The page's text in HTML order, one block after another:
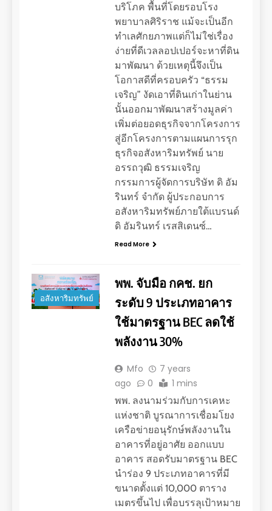
บริโภค พื้นที่โดยรอบโรง
พยาบาลศิริราช แม้จะเป็นอีก
ทำเลศักยภาพแต่ก็ไม่ใช่เรื่อง
ง่ายที่ดีเวลลอปเปอร์จะหาที่ดิน
มาพัฒนา ด้วยเหตุนี้จึงเป็น
โอกาสดีที่ครอบครัว “ธรรม
เจริญ” งัดเอาที่ดินเก่าในย่าน
นั้นออกมาพัฒนาสร้างมูลค่า
เพิ่มต่อยอดธุรกิจจากโครงการ
สู่อีกโครงการตามแผนการรุก
ธุรกิจอสังหาริมทรัพย์ นาย
อรรถวุฒิ ธรรมเจริญ
กรรมการผู้จัดการบริษัท ดิ อัม
รินทร์ จำกัด ผู้ประกอบการ
อสังหาริมทรัพย์ภายใต้แบรนด์
ดิ อัมรินทร์ เรสสิเดนซ์…
Read More
อสังหาริมทรัพย์
พพ. จับมือ กคช. ยก
ระดับ 9 ประเภทอาคาร
ใช้มาตรฐาน BEC ลดใช้
พลังงาน 30%
Mfo
7 years
ago
0 1 mins
พพ. ลงนามร่วมกับการเคหะ
แห่งชาติ บูรณาการเชื่อมโยง
เครือข่ายอนุรักษ์พลังงานใน
อาคารที่อยู่อาศัย ออกแบบ
อาคาร สอดรับมาตรฐาน BEC
นำร่อง 9 ประเภทอาคารที่มี
ขนาดตั้งแต่ 10,000 ตาราง
เมตรขึ้นไป เพื่อบรรลุเป้าหมาย